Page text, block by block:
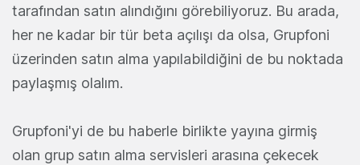
tarafından satın alındığını görebiliyoruz. Bu arada,
her ne kadar bir tür beta açılışı da olsa, Grupfoni
üzerinden satın alma yapılabildiğini de bu noktada
paylaşmış olalım.
Grupfoni'yi de bu haberle birlikte yayına girmiş
olan grup satın alma servisleri arasına çekecek